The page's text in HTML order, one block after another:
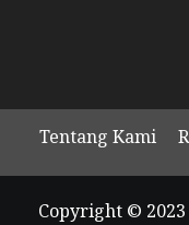
Tentang Kami
Copyright ©